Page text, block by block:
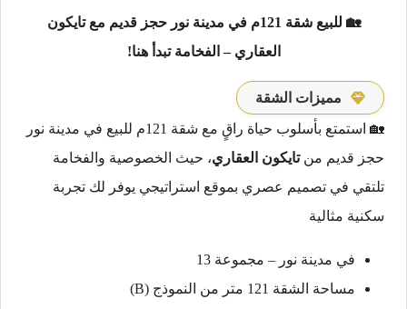
🏡 للبيع شقة 121م في مدينة نور حجز قديم مع تايكون
العقاري – الفخامة تبدأ هنا!
مميزات الشقة
🏡 استمتع بأسلوب حياة راقٍ مع شقة 121م للبيع في مدينة نور
حجز قديم منتايكون العقاري، حيث الخصوصية والفخامة
تلتقي في تصميم عصري بموقع استراتيجي يوفر لك تجربة
سكنية مثالية
في مدينة نور – مجموعة 13
مساحة الشقة 121 متر من النموذج (B)